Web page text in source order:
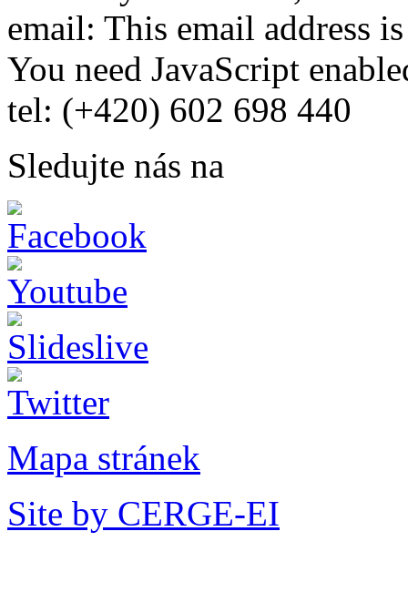
email: This email address
You need JavaScript
tel: (+420) 602 698 440
Sledujte nás na
Mapa stránek
Site by CERGE-EI